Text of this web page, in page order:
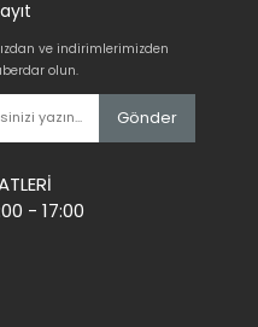
ve indirimlerimizden
olun.
Gönder
- 17:00